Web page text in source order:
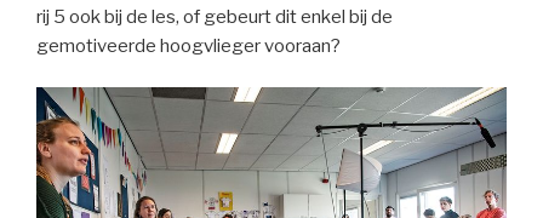
rij 5 ook bij de les, of gebeurt dit enkel bij de
gemotiveerde hoogvlieger vooraan?